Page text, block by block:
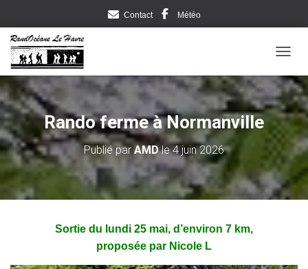
Contact Météo
Rando ferme à Normanville
Publié par AMDle4 juin 2026
Sortie du lundi 25 mai, d’environ 7 km,
proposée par Nicole L